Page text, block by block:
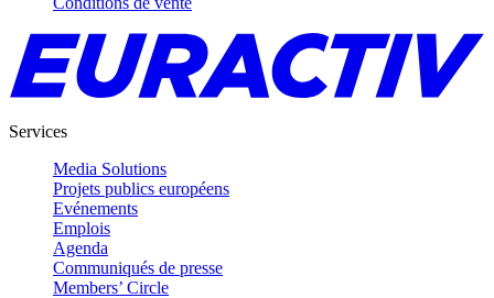
Services
Media Solutions
Projets publics européens
Evénements
Emplois
Agenda
Communiqués de presse
Members’ Circle